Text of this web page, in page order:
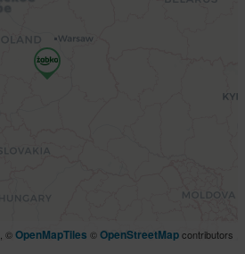
, ©OpenMapTiles ©OpenStreetMapcontributors